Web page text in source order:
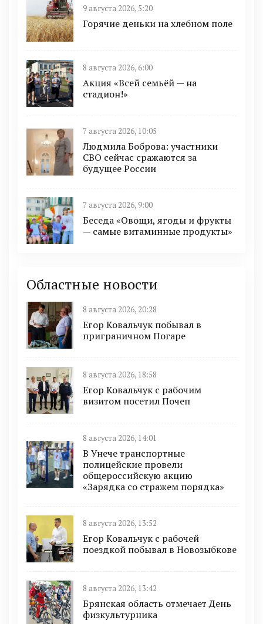
9 августа 2026, 5:20
Горячие деньки на хлебном поле
8 августа 2026, 6:00
Акция «Всей семьёй — на
стадион!»
7 августа 2026, 10:05
Людмила Боброва: участники
СВО сейчас сражаются за
будущее России
7 августа 2026, 9:00
Беседа «Овощи, ягоды и фрукты
— самые витаминные продукты»
Областные новости
8 августа 2026, 20:28
Егор Ковальчук побывал в
приграничном Погаре
8 августа 2026, 18:58
Егор Ковальчук с рабочим
визитом посетил Почеп
8 августа 2026, 14:01
В Унече транспортные
полицейские провели
общероссийскую акцию
«Зарядка со стражем порядка»
8 августа 2026, 13:52
Егор Ковальчук с рабочей
поездкой побывал в Новозыбкове
8 августа 2026, 13:42
Брянская область отмечает День
физкультурника